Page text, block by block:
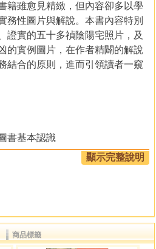
雖愈見精緻，但內容卻多以學
務性圖片與解說。本書內容特別
證實的五十多禎陰陽宅照片，及
的實例圖片，在作者精闢的解說
結合的原則，進而引領讀者一窺
書基本認識
顯示完整說明
商品標籤